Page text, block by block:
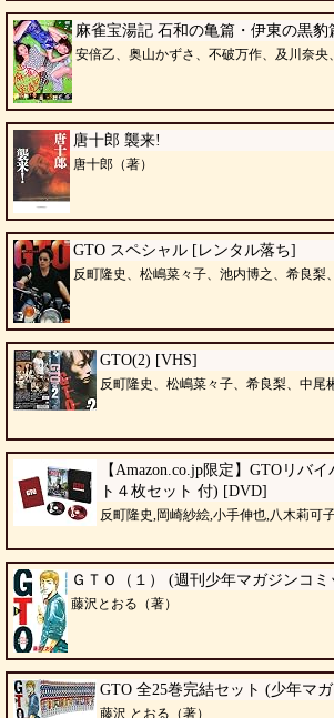
麻雀宝湯記 石和の亀篇・伊東の黒豹
安倍乙、奥山かずさ、不破万作、及川奈央
唐十郎 襲来!
唐十郎（著）
GTO スペシャル [レンタル落ち]
反町隆史、松嶋菜々子、池内博之、希良梨
GTO(2) [VHS]
反町隆史、松嶋菜々子、希良梨、中尾
【Amazon.co.jp限定】GTOリバ
ト４枚セット 付) [DVD]
反町隆史,岡崎紗絵,小手伸也,八木莉可
ＧＴＯ（１） (週刊少年マガジンコミ
藤沢とおる（著）
GTO 全25巻完結セット (少年マ
藤沢 とおる（著）